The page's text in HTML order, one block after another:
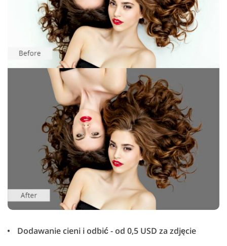
Dodawanie cieni i odbić - od 0,5 USD za zdjęcie